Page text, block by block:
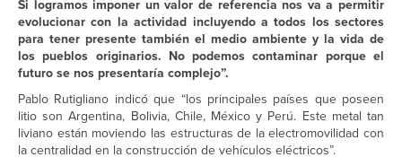
Si logramos imponer un valor de referencia nos va a permitir
evolucionar con la actividad incluyendo a todos los sectores
para tener presente también el medio ambiente y la vida de
los pueblos originarios. No podemos contaminar porque el
futuro se nos presentaría complejo”.
Pablo Rutigliano indicó que “los principales países que poseen
litio son Argentina, Bolivia, Chile, México y Perú. Este metal tan
liviano están moviendo las estructuras de la electromovilidad con
la centralidad en la construcción de vehículos eléctricos”.